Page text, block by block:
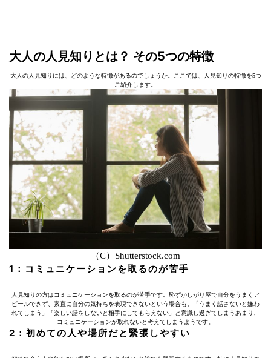
大人の人見知りとは？ その5つの特徴
大人の人見知りには、どのような特徴があるのでしょうか。ここでは、人見知りの特徴を5つ
ご紹介します。
（C）Shutterstock.com
1：コミュニケーションを取るのが苦手
人見知りの方はコミュニケーションを取るのが苦手です。恥ずかしがり屋で自分をうまくア
ピールできず、素直に自分の気持ちを表現できないという場合も。「うまく話さないと嫌わ
れてしまう」「楽しい話をしないと相手にしてもらえない」と意識し過ぎてしまうあまり、
コミュニケーションが取れないと考えてしまうようです。
2：初めての人や場所だと緊張しやすい